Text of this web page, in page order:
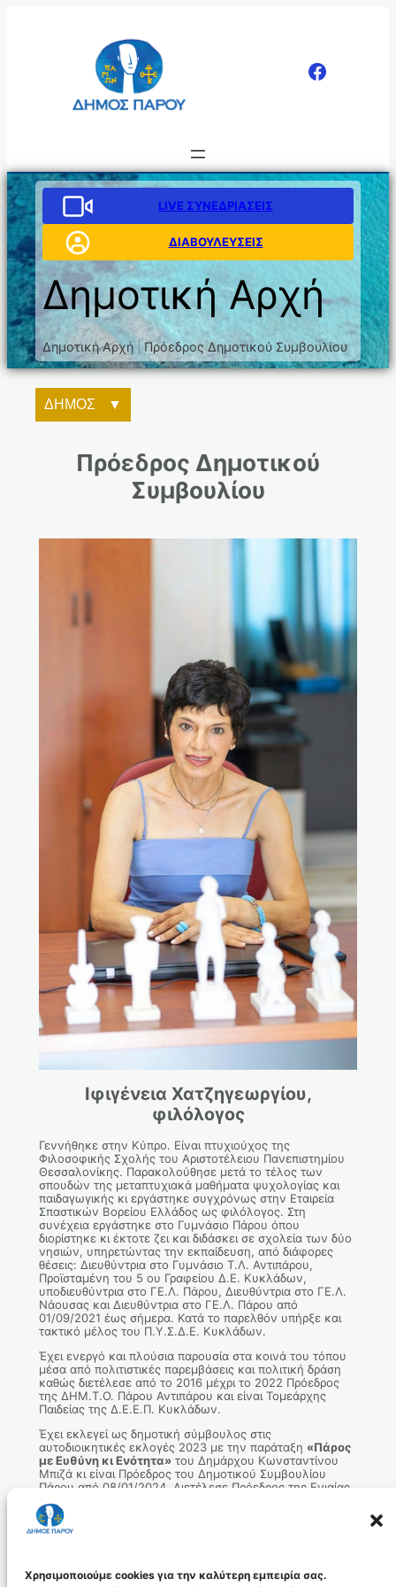
Χρησιμοποιούμε cookies για την καλύτερη εμπειρία σας.
LIVE ΣΥΝΕΔΡΙΑΣΕΙΣ
ΔΙΑΒΟΥΛΕΥΣΕΙΣ
Δημοτική Αρχή
Δημοτική Αρχή |Πρόεδρος Δημοτικού Συμβουλίου
ΔΗΜΟΣ
Πρόεδρος Δημοτικού
Συμβουλίου
Ιφιγένεια Χατζηγεωργίου,
φιλόλογος
Γεννήθηκε στην Κύπρο. Είναι πτυχιούχος της
Φιλοσοφικής Σχολής του Αριστοτέλειου Πανεπιστημίου
Θεσσαλονίκης. Παρακολούθησε μετά το τέλος των
σπουδών της μεταπτυχιακά μαθήματα ψυχολογίας και
παιδαγωγικής κι εργάστηκε συγχρόνως στην Εταιρεία
Σπαστικών Βορείου Ελλάδος ως φιλόλογος. Στη
συνέχεια εργάστηκε στο Γυμνάσιο Πάρου όπου
διορίστηκε κι έκτοτε ζει και διδάσκει σε σχολεία των δύο
νησιών, υπηρετώντας την εκπαίδευση, από διάφορες
θέσεις: Διευθύντρια στο Γυμνάσιο Τ.Λ. Αντιπάρου,
Προϊσταμένη του 5 ου Γραφείου Δ.Ε. Κυκλάδων,
υποδιευθύντρια στο ΓΕ.Λ. Πάρου, Διευθύντρια στο ΓΕ.Λ.
Νάουσας και Διευθύντρια στο ΓΕ.Λ. Πάρου από
01/09/2021 έως σήμερα. Κατά το παρελθόν υπήρξε και
τακτικό μέλος του Π.Υ.Σ.Δ.Ε. Κυκλάδων.
Έχει ενεργό και πλούσια παρουσία στα κοινά του τόπου
μέσα από πολιτιστικές παρεμβάσεις και πολιτική δράση
καθώς διετέλεσε από το 2016 μέχρι το 2022 Πρόεδρος
της ΔΗΜ.Τ.Ο. Πάρου Αντιπάρου και είναι Τομεάρχης
Παιδείας της Δ.Ε.Ε.Π. Κυκλάδων.
Έχει εκλεγεί ως δημοτική σύμβουλος στις
αυτοδιοικητικές εκλογές 2023 με την παράταξη «Πάρος
με Ευθύνη κι Ενότητα» του Δημάρχου Κωνσταντίνου
Μπιζά κι είναι Πρόεδρος του Δημοτικού Συμβουλίου
Πάρου από 08/01/2024. Διετέλεσε Πρόεδρος της Ενιαίας
Δημοτικής Επιτροπής Παιδείας Δήμου Πάρου, μετά την
κατάργηση των Σχολικών Επιτροπών μέχρι τον
Σεπτέμβριο 2025 που ορίστηκε με απόφαση του
Είναι παντρεμένη και μητέρα ενός παιδιού.